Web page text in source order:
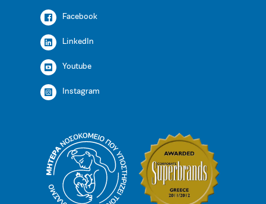
Facebook
LinkedIn
Youtube
Instagram